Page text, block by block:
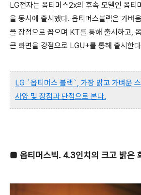
LG전자는 옵티머스2x의 후속 모델인 옵티
을 동시에 출시했다. 옵티머스블랙은 가벼
을 장점으로 꼽으며 KT를 통해 출시하고,
큰 화면을 강점으로 LGU+를 통해 출시한
LG `옵티머스 블랙`, 가장 밝고 가벼운
사양 및 장점과 단점으로 본다.
■ 옵티머스빅. 4.3인치의 크고 밝은